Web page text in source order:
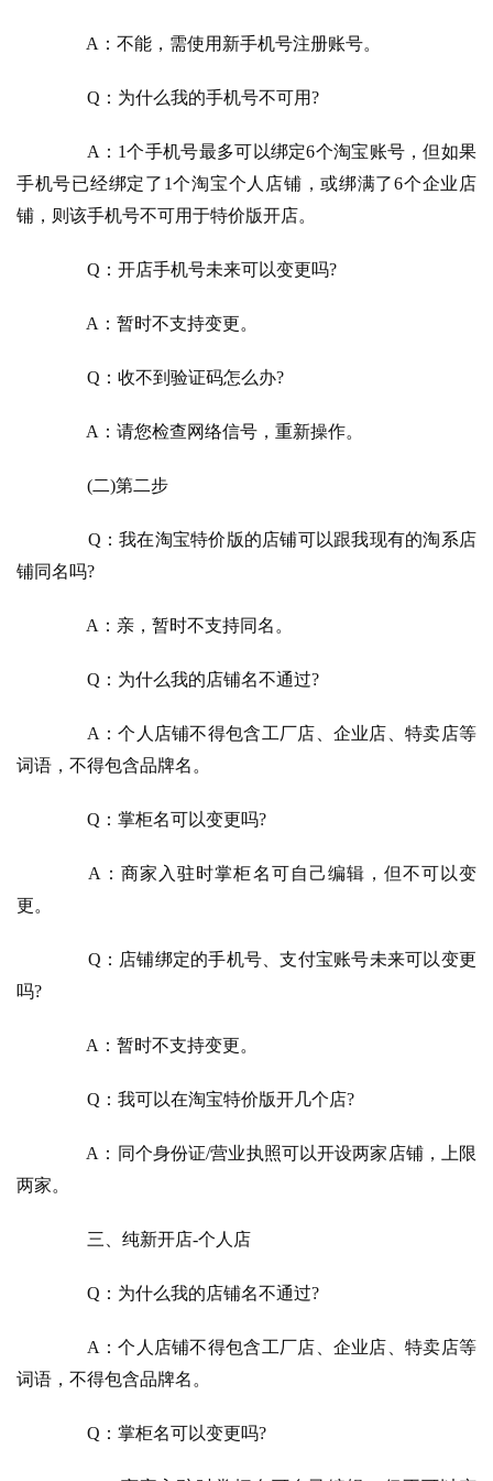
A：不能，需使用新手机号注册账号。
Q：为什么我的手机号不可用?
A：1个手机号最多可以绑定6个淘宝账号，但如果
手机号已经绑定了1个淘宝个人店铺，或绑满了6个企业店
铺，则该手机号不可用于特价版开店。
Q：开店手机号未来可以变更吗?
A：暂时不支持变更。
Q：收不到验证码怎么办?
A：请您检查网络信号，重新操作。
(二)第二步
Q：我在淘宝特价版的店铺可以跟我现有的淘系店
铺同名吗?
A：亲，暂时不支持同名。
Q：为什么我的店铺名不通过?
A：个人店铺不得包含工厂店、企业店、特卖店等
词语，不得包含品牌名。
Q：掌柜名可以变更吗?
A：商家入驻时掌柜名可自己编辑，但不可以变
更。
Q：店铺绑定的手机号、支付宝账号未来可以变更
吗?
A：暂时不支持变更。
Q：我可以在淘宝特价版开几个店?
A：同个身份证/营业执照可以开设两家店铺，上限
两家。
三、纯新开店-个人店
Q：为什么我的店铺名不通过?
A：个人店铺不得包含工厂店、企业店、特卖店等
词语，不得包含品牌名。
Q：掌柜名可以变更吗?